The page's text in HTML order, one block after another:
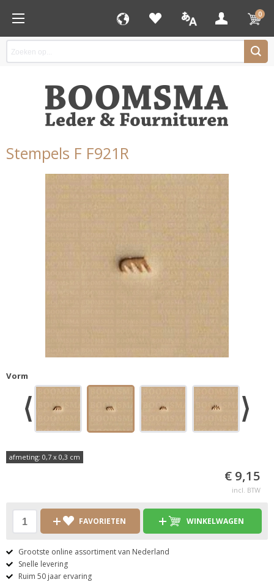
0
Stempels F F921R
Vorm
afmeting: 0,7 x 0,3 cm
€ 9,15
incl. BTW
FAVORIETEN WINKELWAGEN
Grootste online assortiment van Nederland
Snelle levering
Ruim 50 jaar ervaring